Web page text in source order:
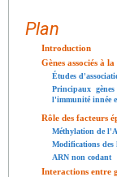
Plan
Introduction
Gènes associés à
Études
Principaux
l'immunité innée
Rôle des facteurs
Méthylation de
Modifications des
ARN non codant
Interactions entre